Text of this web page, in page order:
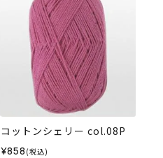
コットンシェリー col.08P
¥858 (税込)